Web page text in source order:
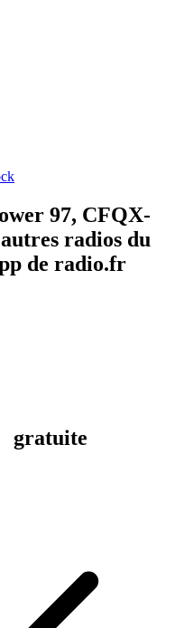
97, CFQX-
radios du
de radio.fr
gratuite